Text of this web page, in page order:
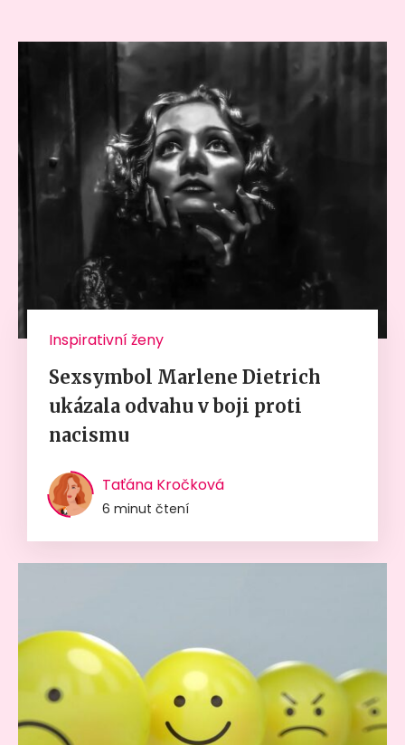
Inspirativní ženy
Sexsymbol Marlene Dietrich
ukázala odvahu v boji proti
nacismu
Taťána Kročková
6 minut čtení